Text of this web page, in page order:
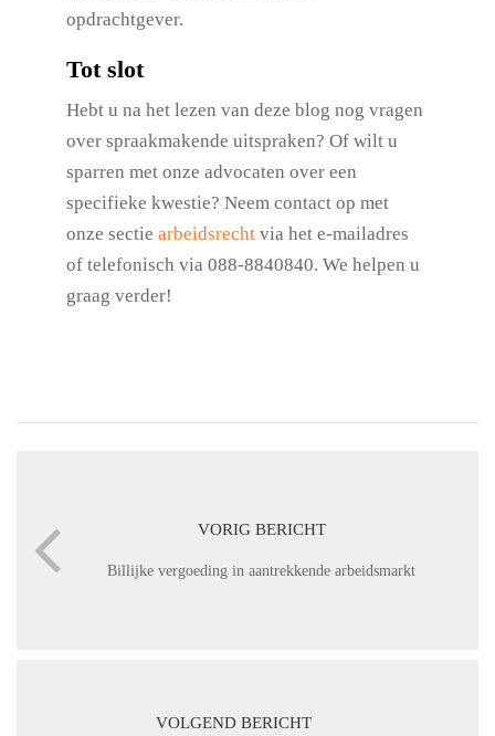
opdrachtgever.
Tot slot
Hebt u na het lezen van deze blog nog vragen
over spraakmakende uitspraken? Of wilt u
sparren met onze advocaten over een
specifieke kwestie? Neem contact op met
onze sectie arbeidsrecht via het e-mailadres
of telefonisch via 088-8840840. We helpen u
graag verder!
VORIG BERICHT
Billijke vergoeding in aantrekkende arbeidsmarkt
VOLGEND BERICHT